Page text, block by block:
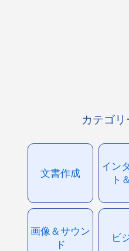
カテゴ
文書作成
イン
ト
画像＆サウン
ド
ビ